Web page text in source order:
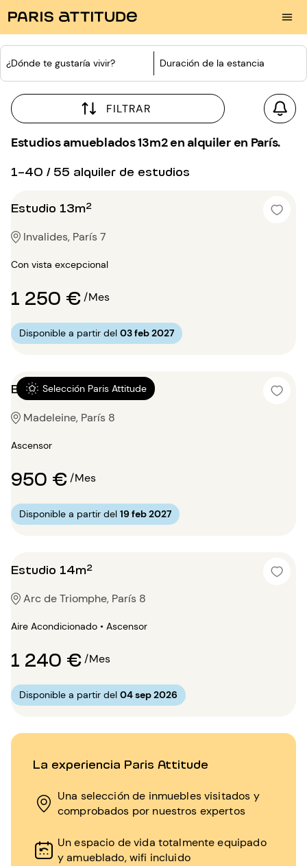
¿Dónde te gustaría vivir? Duración de la estancia
FILTRAR
Estudios amueblados 13m2 en alquiler en París.
1-40 / 55 alquiler de estudios
La experiencia Paris Attitude
Una selección de inmuebles visitados y
comprobados por nuestros expertos
Un espacio de vida totalmente equipado
y amueblado, wifi incluido
Estudio 13m²
Invalides, París 7
Con vista excepcional
1 250 €/Mes
Disponible a partir del 03 feb 2027
Selección Paris Attitude
Estudio 12m²
Madeleine, París 8
Ascensor
950 €/Mes
Disponible a partir del 19 feb 2027
Estudio 14m²
Arc de Triomphe, París 8
Aire Acondicionado • Ascensor
1 240 €/Mes
Disponible a partir del 04 sep 2026